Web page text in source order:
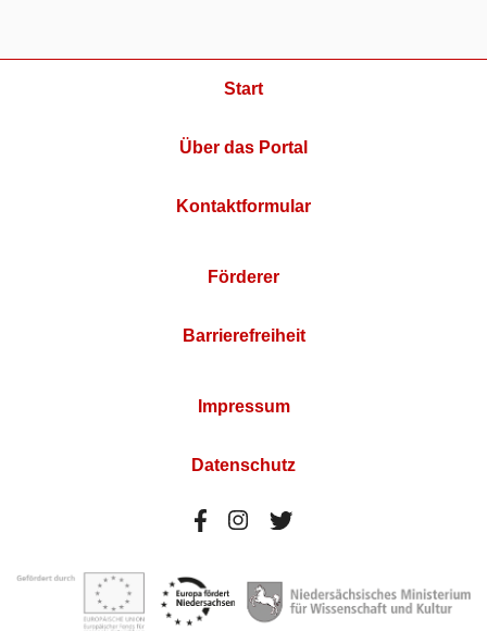
Start
Über das Portal
Kontaktformular
Förderer
Barrierefreiheit
Impressum
Datenschutz